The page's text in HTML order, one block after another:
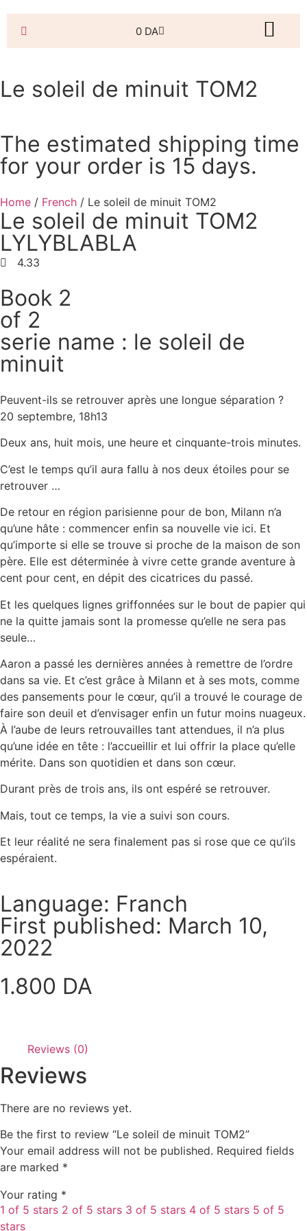
0 DA
Le soleil de minuit TOM2
The estimated shipping time
for your order is 15 days.
Home / French / Le soleil de minuit TOM2
Le soleil de minuit TOM2
LYLYBLABLA
4.33
Book 2
of 2
serie name : le soleil de
minuit
Peuvent-ils se retrouver après une longue séparation ?
20 septembre, 18h13
Deux ans, huit mois, une heure et cinquante-trois minutes.
C’est le temps qu’il aura fallu à nos deux étoiles pour se
retrouver …
De retour en région parisienne pour de bon, Milann n’a
qu’une hâte : commencer enfin sa nouvelle vie ici. Et
qu’importe si elle se trouve si proche de la maison de son
père. Elle est déterminée à vivre cette grande aventure à
cent pour cent, en dépit des cicatrices du passé.
Et les quelques lignes griffonnées sur le bout de papier qui
ne la quitte jamais sont la promesse qu’elle ne sera pas
seule…
Aaron a passé les dernières années à remettre de l’ordre
dans sa vie. Et c’est grâce à Milann et à ses mots, comme
des pansements pour le cœur, qu’il a trouvé le courage de
faire son deuil et d’envisager enfin un futur moins nuageux.
À l’aube de leurs retrouvailles tant attendues, il n’a plus
qu’une idée en tête : l’accueillir et lui offrir la place qu’elle
mérite. Dans son quotidien et dans son cœur.
Durant près de trois ans, ils ont espéré se retrouver.
Mais, tout ce temps, la vie a suivi son cours.
Et leur réalité ne sera finalement pas si rose que ce qu’ils
espéraient.
Language: Franch
First published: March 10,
2022
1.800 DA
Reviews (0)
Reviews
There are no reviews yet.
Be the first to review “Le soleil de minuit TOM2”
Your email address will not be published. Required fields
are marked *
Your rating *
1 of 5 stars 2 of 5 stars 3 of 5 stars 4 of 5 stars 5 of 5
stars